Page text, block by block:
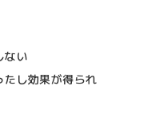
ない
たし効果が得られ